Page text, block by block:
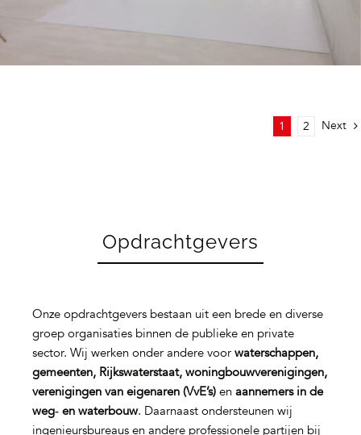
1 2 Next
Opdrachtgevers
Onze opdrachtgevers bestaan uit een brede en diverse
groep organisaties binnen de publieke en private
sector. Wij werken onder andere voor waterschappen,
gemeenten, Rijkswaterstaat, woningbouwverenigingen,
verenigingen van eigenaren (VvE’s)en aannemers in de
weg‑ en waterbouw. Daarnaast ondersteunen wij
ingenieursbureaus en andere professionele partijen bij